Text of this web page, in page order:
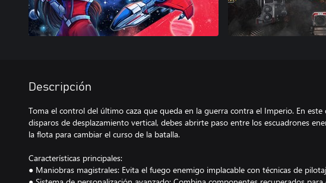
Descripción
Toma el control del último caza que queda en la guerra contra el Imperio. En este
disparos de desplazamiento vertical, debes abrirte paso entre los escuadrones
la flota para cambiar el curso de la batalla.
Características principales:
● Maniobras magistrales: Evita el fuego enemigo implacable con técnicas de